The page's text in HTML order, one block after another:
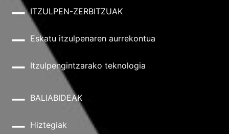
ITZULPEN-ZERBITZUAK
Eskatu itzulpenaren aurrekontua
Itzulpengintzarako teknologia
BALIABIDEAK
Hiztegiak